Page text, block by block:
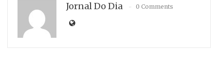
Jornal Do Dia 0 Comments